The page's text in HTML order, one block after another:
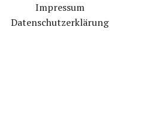
Impressum
Datenschutzerklärung